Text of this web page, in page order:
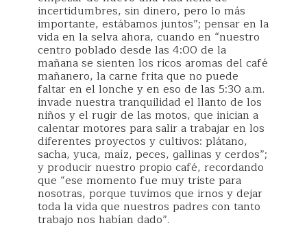
incertidumbres, sin dinero, pero lo más
importante, estábamos juntos”; pensar en la
vida en la selva ahora, cuando en “nuestro
centro poblado desde las 4:00 de la
mañana se sienten los ricos aromas del café
mañanero, la carne frita que no puede
faltar en el lonche y en eso de las 5:30 a.m.
invade nuestra tranquilidad el llanto de los
niños y el rugir de las motos, que inician a
calentar motores para salir a trabajar en los
diferentes proyectos y cultivos: plátano,
sacha, yuca, maíz, peces, gallinas y cerdos”;
y producir nuestro propio café, recordando
que “ese momento fue muy triste para
nosotras, porque tuvimos que irnos y dejar
toda la vida que nuestros padres con tanto
trabajo nos habían dado”.